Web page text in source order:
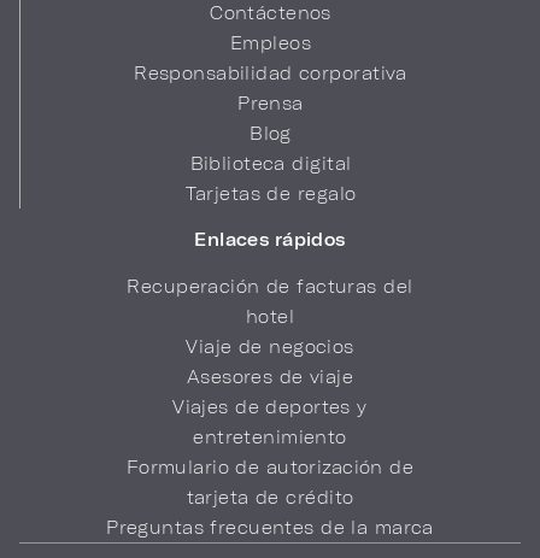
Contáctenos
Empleos
Responsabilidad corporativa
Prensa
Blog
Biblioteca digital
Tarjetas de regalo
Enlaces rápidos
Recuperación de facturas del
hotel
Viaje de negocios
Asesores de viaje
Viajes de deportes y
entretenimiento
Formulario de autorización de
tarjeta de crédito
Preguntas frecuentes de la marca